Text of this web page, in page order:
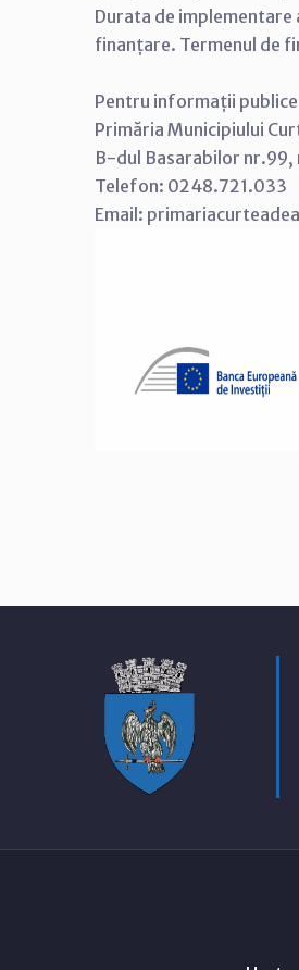
Durata de implementare
finanțare. Termenul de
Pentru informații
Primăria Municipiului
B-dul Basarabilor nr.99,
Telefon: 0248.721.033
Email: